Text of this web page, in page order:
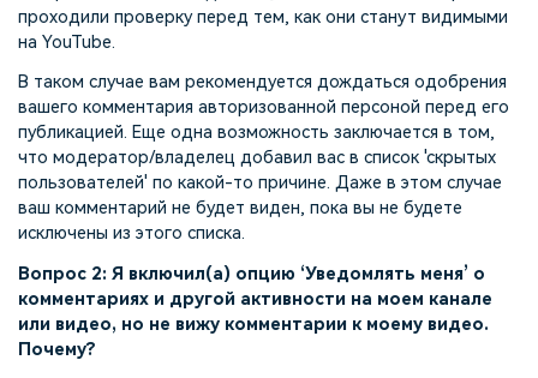
проходили проверку перед тем, как они станут видимыми
на YouTube.
В таком случае вам рекомендуется дождаться одобрения
вашего комментария авторизованной персоной перед его
публикацией. Еще одна возможность заключается в том,
что модератор/владелец добавил вас в список 'скрытых
пользователей' по какой-то причине. Даже в этом случае
ваш комментарий не будет виден, пока вы не будете
исключены из этого списка.
Вопрос 2: Я включил(а) опцию ‘Уведомлять меня’ о
комментариях и другой активности на моем канале
или видео, но не вижу комментарии к моему видео.
Почему?